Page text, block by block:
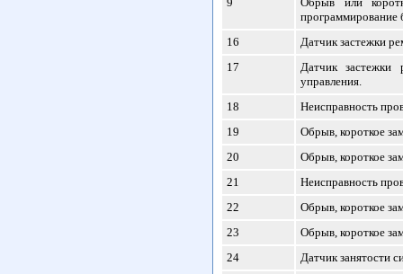
программирование
16
Датчик застежки
17
Датчик застежки
управления.
18
Неисправность
19
Обрыв, короткое
20
Обрыв, короткое
21
Неисправность
22
Обрыв, короткое
23
Обрыв, короткое
24
Датчик занятости